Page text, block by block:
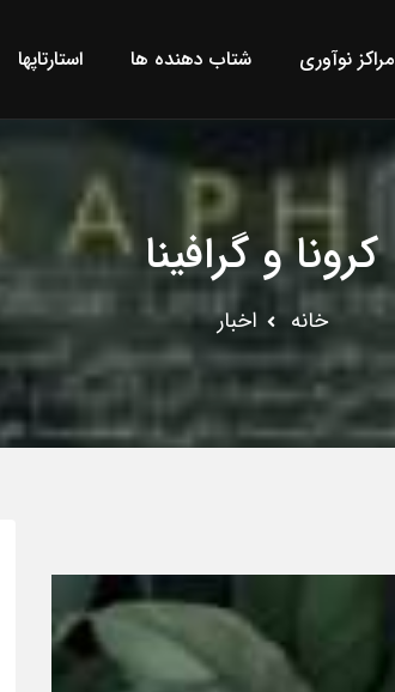
مراکز نوآوری شتاب دهنده ها استارتاپها
کرونا و گرافینا
خانه اخبار